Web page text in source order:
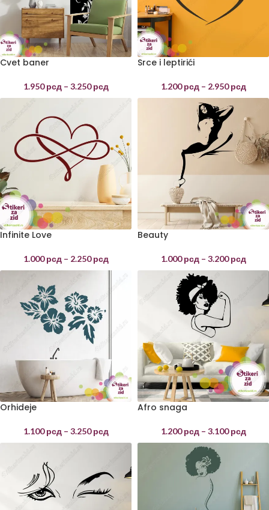
Cvet baner
1.950рсд – 3.250рсд
Srce i leptirići
1.200рсд – 2.950рсд
Infinite Love
1.000рсд – 2.250рсд
Beauty
1.000рсд – 3.200рсд
Orhideje
1.100рсд – 3.250рсд
Afro snaga
1.200рсд – 3.100рсд